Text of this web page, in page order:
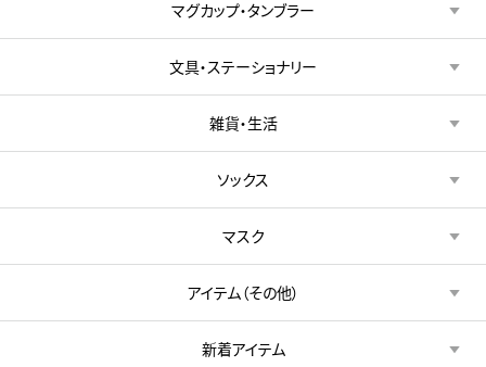
マグカップ・タンブラー
文具・ステーショナリー
雑貨・生活
ソックス
マスク
アイテム（その他）
新着アイテム